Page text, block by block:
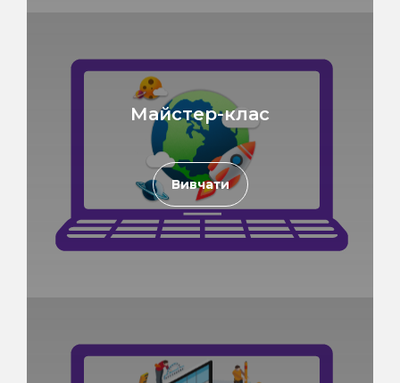
Майстер-клас
Вивчати